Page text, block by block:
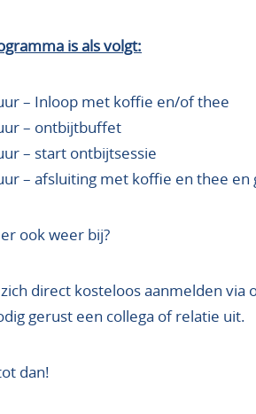
is als volgt:
– Inloop met koffie en/of thee
– ontbijtbuffet
– start ontbijtsessie
– afsluiting met koffie en thee
ook weer bij?
direct kosteloos aanmelden
gerust een collega of relatie uit.
dan!